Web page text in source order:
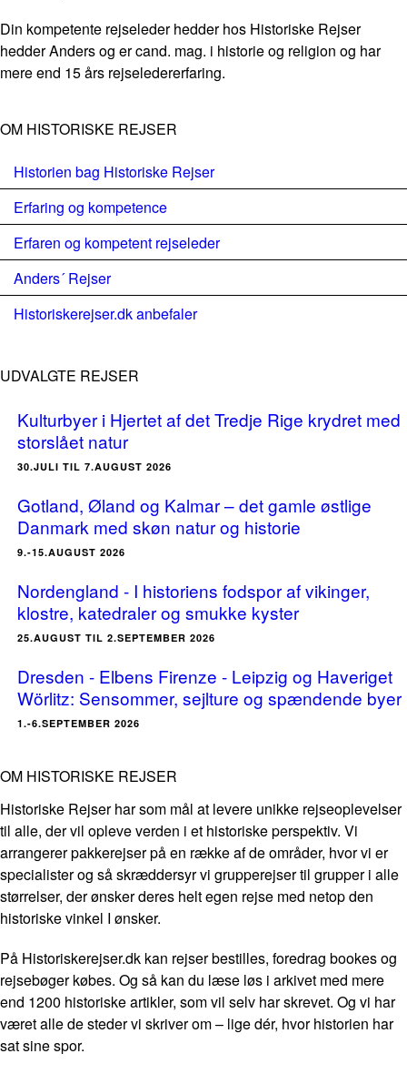
Din kompetente rejseleder hedder hos Historiske Rejser
hedder Anders og er cand. mag. i historie og religion og har
mere end 15 års rejseledererfaring.
OM HISTORISKE REJSER
Historien bag Historiske Rejser
Erfaring og kompetence
Erfaren og kompetent rejseleder
Anders´ Rejser
Historiskerejser.dk anbefaler
UDVALGTE REJSER
Kulturbyer i Hjertet af det Tredje Rige krydret med
storslået natur
30.JULI TIL 7.AUGUST 2026
Gotland, Øland og Kalmar – det gamle østlige
Danmark med skøn natur og historie
9.-15.AUGUST 2026
Nordengland - I historiens fodspor af vikinger,
klostre, katedraler og smukke kyster
25.AUGUST TIL 2.SEPTEMBER 2026
Dresden - Elbens Firenze - Leipzig og Haveriget
Wörlitz: Sensommer, sejlture og spændende byer
1.-6.SEPTEMBER 2026
OM HISTORISKE REJSER
Historiske Rejser har som mål at levere unikke rejseoplevelser
til alle, der vil opleve verden i et historiske perspektiv. Vi
arrangerer pakkerejser på en række af de områder, hvor vi er
specialister og så skræddersyr vi grupperejser til grupper i alle
størrelser, der ønsker deres helt egen rejse med netop den
historiske vinkel I ønsker.
På Historiskerejser.dk kan rejser bestilles, foredrag bookes og
rejsebøger købes. Og så kan du læse løs i arkivet med mere
end 1200 historiske artikler, som vil selv har skrevet. Og vi har
været alle de steder vi skriver om – lige dér, hvor historien har
sat sine spor.